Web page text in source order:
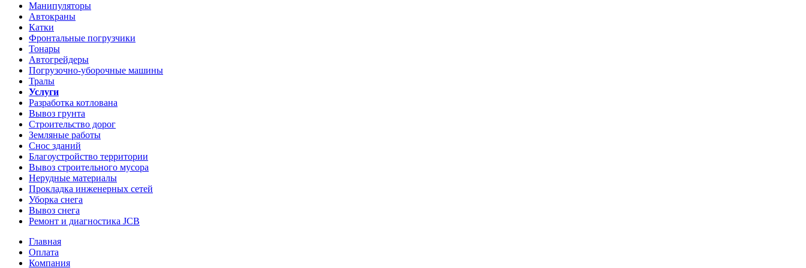
Манипуляторы
Автокраны
Катки
Фронтальные погрузчики
Тонары
Автогрейдеры
Погрузочно-уборочные машины
Тралы
Услуги
Разработка котлована
Вывоз грунта
Строительство дорог
Земляные работы
Снос зданий
Благоустройство территории
Вывоз строительного мусора
Нерудные материалы
Прокладка инженерных сетей
Уборка снега
Вывоз снега
Ремонт и диагностика JCB
Главная
Оплата
Компания